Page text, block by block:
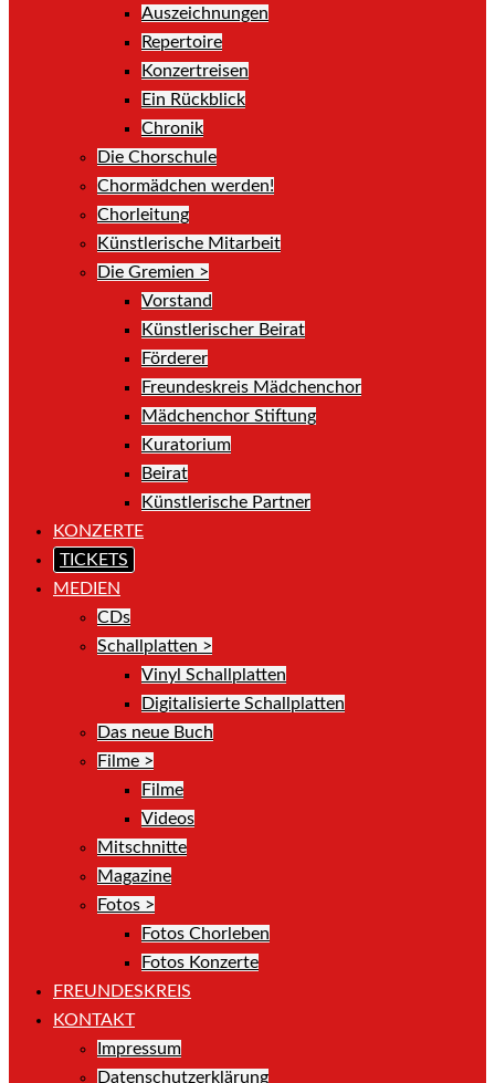
Auszeichnungen
Repertoire
Konzertreisen
Ein Rückblick
Chronik
Die Chorschule
Chormädchen werden!
Chorleitung
Künstlerische Mitarbeit
Die Gremien >
Vorstand
Künstlerischer Beirat
Förderer
Freundeskreis Mädchenchor
Mädchenchor Stiftung
Kuratorium
Beirat
Künstlerische Partner
KONZERTE
TICKETS
MEDIEN
CDs
Schallplatten >
Vinyl Schallplatten
Digitalisierte Schallplatten
Das neue Buch
Filme >
Filme
Videos
Mitschnitte
Magazine
Fotos >
Fotos Chorleben
Fotos Konzerte
FREUNDESKREIS
KONTAKT
Impressum
Datenschutzerklärung